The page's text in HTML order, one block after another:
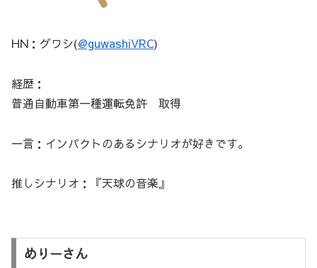
HN：グワシ(@guwashiVRC)
経歴：
普通自動車第一種運転免許 取得
一言：インパクトのあるシナリオが好きです。
推しシナリオ：『天球の音楽』
めりーさん